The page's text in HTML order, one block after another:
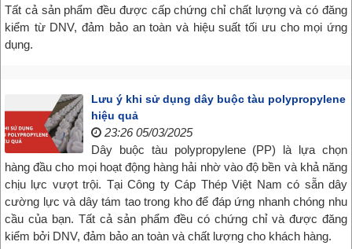
Tất cả sản phẩm đều được cấp chứng chỉ chất lượng và có đăng
kiểm từ DNV, đảm bảo an toàn và hiệu suất tối ưu cho mọi ứng
dụng.
Lưu ý khi sử dụng dây buộc tàu polypropylene
hiệu quả
23:26 05/03/2025
Dây buộc tàu polypropylene (PP) là lựa chọn
hàng đầu cho mọi hoạt động hàng hải nhờ vào độ bền và khả năng
chịu lực vượt trội. Tại Công ty Cáp Thép Việt Nam có sẵn dây
cường lực và dây tám tao trong kho để đáp ứng nhanh chóng nhu
cầu của bạn. Tất cả sản phẩm đều có chứng chỉ và được đăng
kiểm bởi DNV, đảm bảo an toàn và chất lượng cho khách hàng.